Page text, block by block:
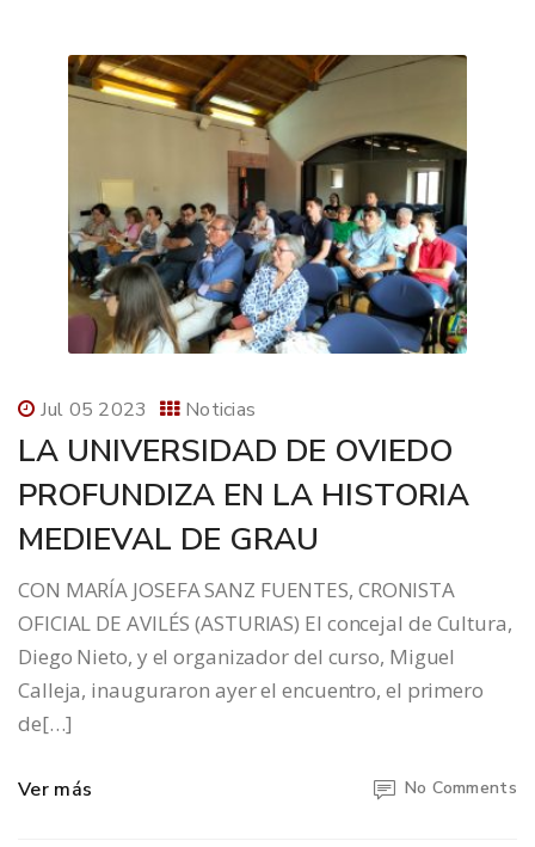
Jul 05 2023 Noticias
LA UNIVERSIDAD DE OVIEDO
PROFUNDIZA EN LA HISTORIA
MEDIEVAL DE GRAU
CON MARÍA JOSEFA SANZ FUENTES, CRONISTA
OFICIAL DE AVILÉS (ASTURIAS) El concejal de Cultura,
Diego Nieto, y el organizador del curso, Miguel
Calleja, inauguraron ayer el encuentro, el primero
de[…]
Ver más No Comments